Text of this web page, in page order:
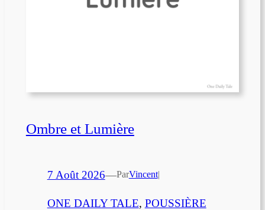
Ombre et Lumière
7 Août 2026—ParVincent|
ONE DAILY TALE, POUSSIÈRE